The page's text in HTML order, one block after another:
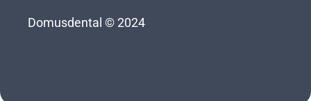
Domusdental © 2024